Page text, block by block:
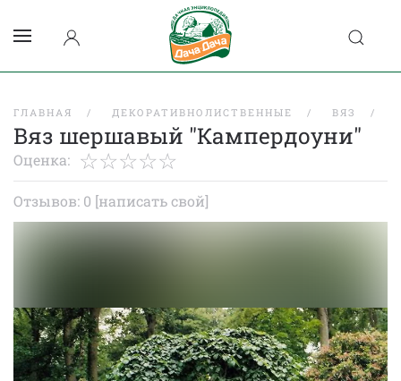
ГЛАВНАЯ ДЕКОРАТИВНОЛИСТВЕННЫЕ ВЯЗ
Вяз шершавый "Кампердоуни"
Оценка:
Отзывов: 0 [написать свой]